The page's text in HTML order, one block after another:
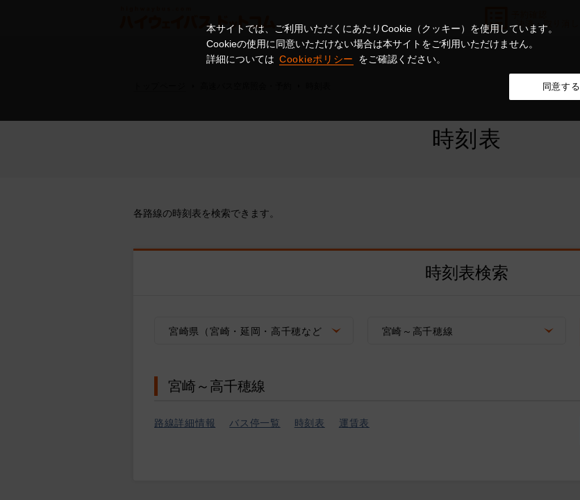
本サイトでは、ご利用いただくにあたりCookie（クッキー）を使用しています。
Cookieの使用に同意いただけない場合は本サイトをご利用いただけません。
詳細については Cookieポリシー をご確認ください。
同意する
時刻表
各路線の時刻表を検索できます。
時刻表検索
宮崎県（宮崎・延岡・高千穂など 宮崎～高千穂線
宮崎～高千穂線
路線詳細情報 バス停一覧 時刻表 運賃表